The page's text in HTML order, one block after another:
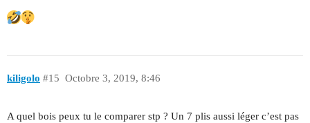
kiligolo Octobre 3, 2019, 8:46
#15
A quel bois peux tu le comparer stp ? Un 7 plis aussi léger c’est pas